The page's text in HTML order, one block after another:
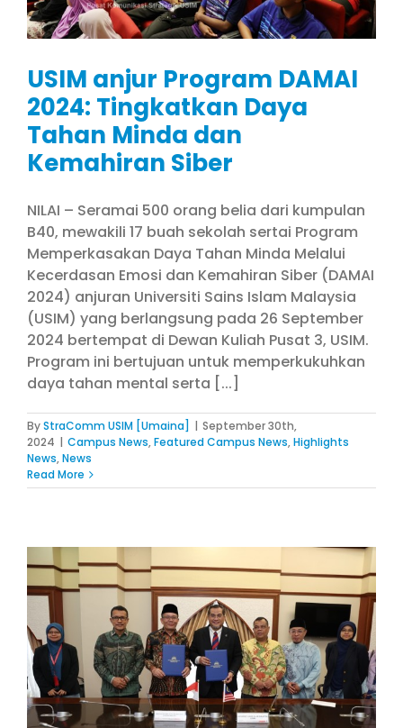
USIM anjur Program DAMAI
2024: Tingkatkan Daya
Tahan Minda dan
Kemahiran Siber
NILAI – Seramai 500 orang belia dari kumpulan
B40, mewakili 17 buah sekolah sertai Program
Memperkasakan Daya Tahan Minda Melalui
Kecerdasan Emosi dan Kemahiran Siber (DAMAI
2024) anjuran Universiti Sains Islam Malaysia
(USIM) yang berlangsung pada 26 September
2024 bertempat di Dewan Kuliah Pusat 3, USIM.
Program ini bertujuan untuk memperkukuhkan
daya tahan mental serta [...]
ByStraComm USIM [Umaina] | September 30th,
2024 | Campus News,Featured Campus News,Highlights
News,News
Read More